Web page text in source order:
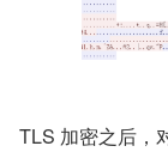
TLS 加密之后，